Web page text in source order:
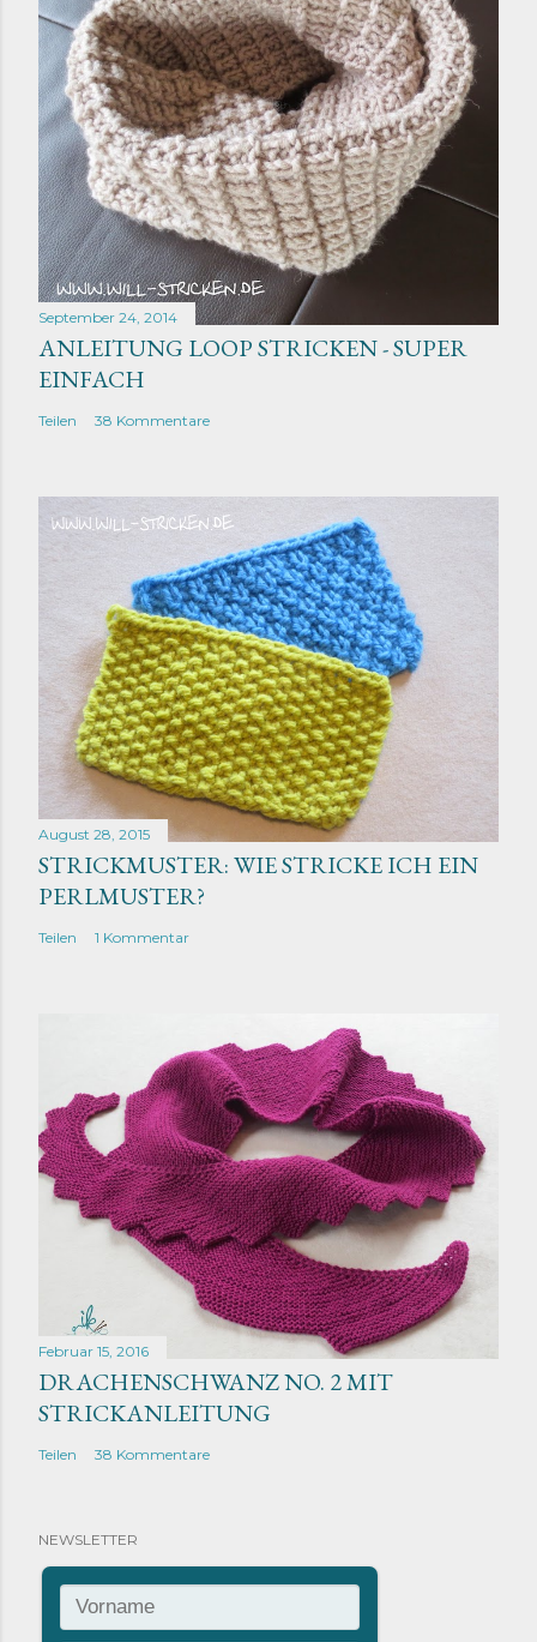
September 24, 2014
ANLEITUNG LOOP STRICKEN - SUPER
EINFACH
Teilen 38 Kommentare
August 28, 2015
STRICKMUSTER: WIE STRICKE ICH EIN
PERLMUSTER?
Teilen 1 Kommentar
Februar 15, 2016
DRACHENSCHWANZ NO. 2 MIT
STRICKANLEITUNG
Teilen 38 Kommentare
NEWSLETTER